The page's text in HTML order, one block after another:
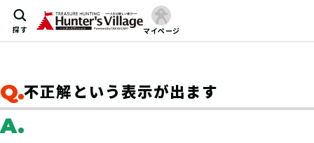
探す マイページ
Q.不正解という表示が出ます
A.